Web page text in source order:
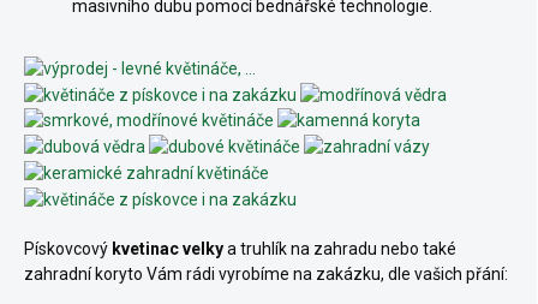
masivního dubu pomocí bednářské technologie.
Pískovcový kvetinac velkya truhlík na zahradu nebo také
zahradní koryto Vám rádi vyrobíme na zakázku, dle vašich přání: